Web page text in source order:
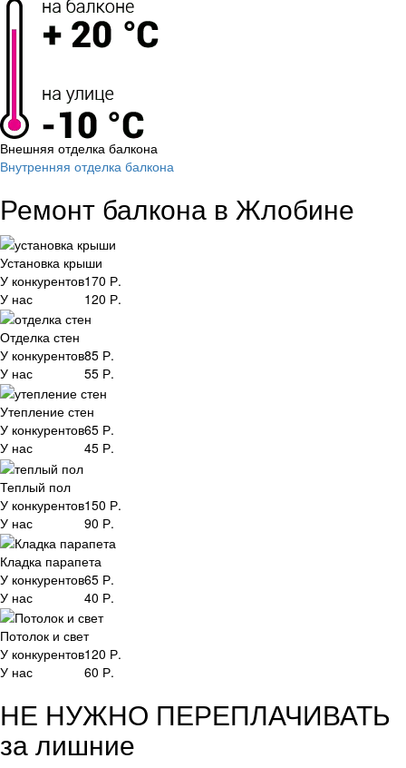
Внешняя отделка балкона
Внутренняя отделка балкона
Ремонт балкона в Жлобине
Установка крыши
У конкурентов170 Р.
У нас
120 Р.
Отделка стен
У конкурентов85 Р.
У нас
55 Р.
Утепление стен
У конкурентов65 Р.
У нас
45 Р.
Теплый пол
У конкурентов150 Р.
У нас
90 Р.
Кладка парапета
У конкурентов65 Р.
У нас
40 Р.
Потолок и свет
У конкурентов120 Р.
У нас
60 Р.
НЕ НУЖНО ПЕРЕПЛАЧИВАТЬ
за лишние